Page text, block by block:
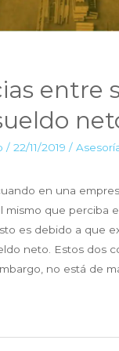
entre
/ 22/11/2019 /
en una
mismo que perciba
es debido a que
neto. Estos dos
no está de